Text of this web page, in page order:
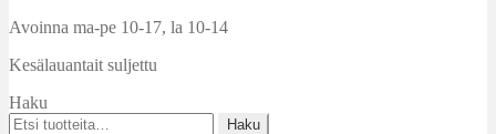
Avoinna ma-pe 10-17, la 10-14
Kesälauantait suljettu
Haku
Etsi:
Haku